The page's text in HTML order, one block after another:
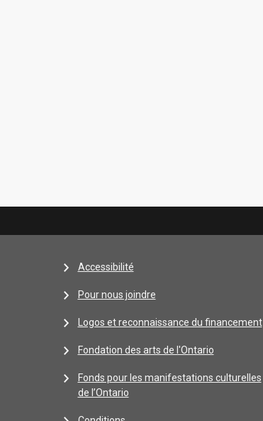
Accessibilité
Pour nous joindre
Logos et reconnaissance du financement
Fondation des arts de l'Ontario
Fonds pour les manifestations culturelles
de l’Ontario